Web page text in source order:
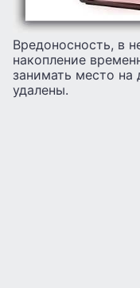
Вредоносность, в
накопление
занимать место на
удалены.